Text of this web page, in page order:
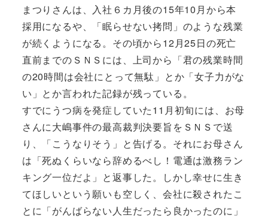
まつりさんは、入社６カ月後の15年10月から本
採用になるや、「眠らせない拷問」のような残業
が続くようになる。その頃から12月25日の死亡
直前までのＳＮＳには、上司から「君の残業時間
の20時間は会社にとって無駄」とか「女子力がな
い」とか言われた記録が残っている。
すでにうつ病を発症していた11月初旬には、お母
さんに大嶋事件の最高裁判決要旨をＳＮＳで送
り、「こうなりそう」と告げる。それにお母さん
は「死ぬくらいなら辞めるべし！電通は激務ラン
キング一位だよ」と返事した。しかし幸せに生き
てほしいという願いも空しく、会社に殺されたこ
とに「がんばらない人生だったら良かったのに」